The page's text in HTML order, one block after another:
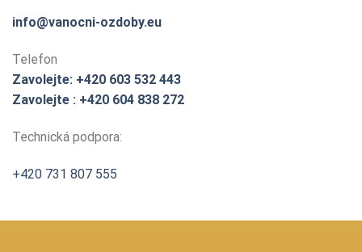
info@vanocni-ozdoby.eu
Telefon
Zavolejte: +420 603 532 443
Zavolejte : +420 604 838 272
Technická podpora:
+420 731 807 555